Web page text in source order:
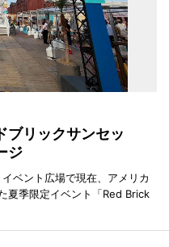
ブリックサンセッ
ジ
ベント広場で現在、アメリカ
夏季限定イベント「Red Brick